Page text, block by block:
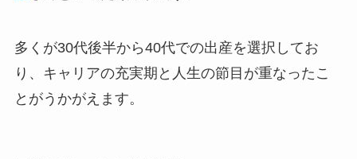
多くが30代後半から40代での出産を選択してお
り、キャリアの充実期と人生の節目が重なったこ
とがうかがえます。